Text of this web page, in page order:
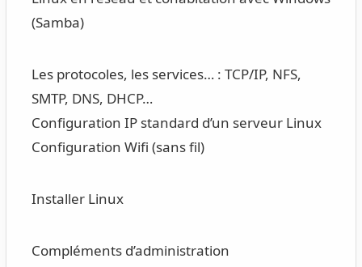
(Samba)
Les protocoles, les services… : TCP/IP, NFS,
SMTP, DNS, DHCP…
Configuration IP standard d’un serveur Linux
Configuration Wifi (sans fil)
Installer Linux
Compléments d’administration